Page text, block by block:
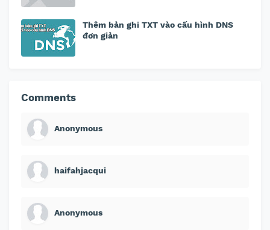
Thêm bản ghi TXT vào cấu hình DNS
đơn giản
Comments
Anonymous
haifahjacqui
Anonymous